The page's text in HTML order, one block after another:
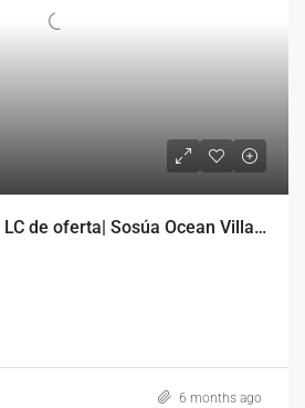
🌺 Apartamento en LC de oferta| Sosúa Ocean Village
6 months ago